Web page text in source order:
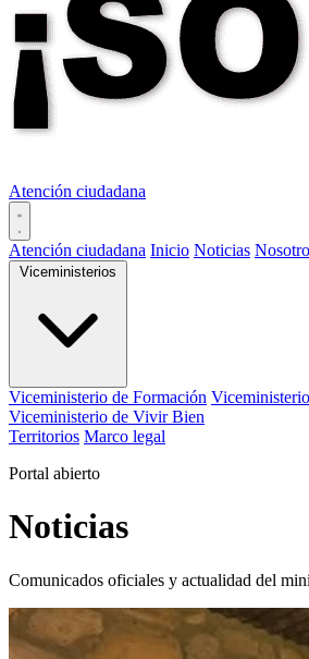
Atención ciudadana
Atención ciudadana Inicio Noticias
Viceministerios
Viceministerio de Formación
Viceministerio de Vivir Bien
Territorios Marco legal
Portal abierto
Noticias
Comunicados oficiales y actualidad del